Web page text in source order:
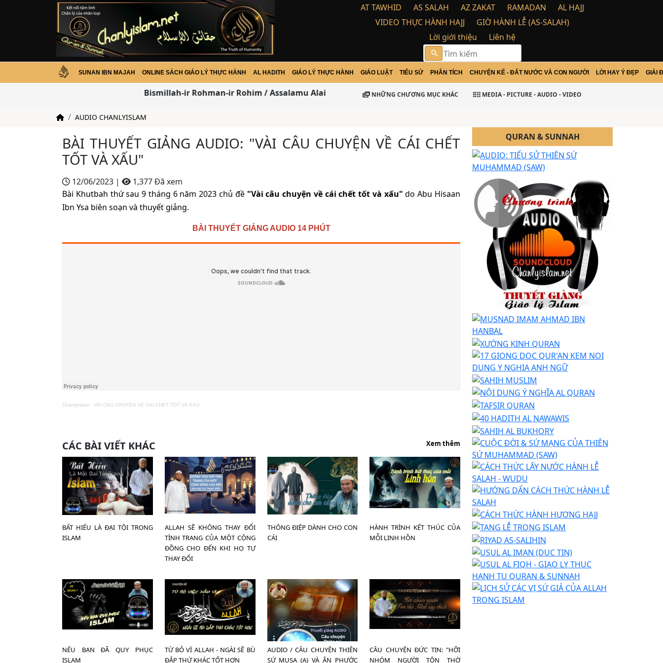
AT TAWHID AS SALAH AZ ZAKAT RAMADAN
AL HAJJ
VIDEO THỰC HÀNH HAJJ
GIỜ HÀNH LỄ (AS-SALAH)
Lời giới thiệu
Liên hệ
search
SUNAN IBN MAJAH ONLINE SÁCH GIÁO LÝ THỰC HÀNH AL HADITH GIÁO LÝ THỰC HÀNH GIÁO LUẬT TIỂU SỬ PHÂN TÍCH CHUYỆN KỂ - ĐẤT NƯỚC VÀ CON NGƯỜI LỜI HAY Ý ĐẸP GIẢI
Bismillah-ir Rohman-ir Rohim / Assalamu Alaikum Warohma tulloh wabarakatu
NHỮNG CHƯƠNG MỤC KHÁC MEDIA - PICTURE - AUDIO - VIDEO
AUDIO CHANLYISLAM
BÀI THUYẾT GIẢNG AUDIO: "VÀI CÂU CHUYỆN VỀ CÁI CHẾT
TỐT VÀ XẤU"
12/06/2023 |
1,377 Đã xem
Bài Khutbah thứ sau 9 tháng 6 năm 2023 chủ đề "Vài câu chuyện về cái chết tốt và xấu" do Abu Hisaan
Ibn Ysa biên soạn và thuyết giảng.
BÀI THUYẾT GIẢNG AUDIO 14 PHÚT
Chanlyislam · VAI CAU CHUYEN VE CAI CHET TOT VA XAU
CÁC BÀI VIẾT KHÁC Xem thêm
BẤT HIẾU LÀ ĐẠI TỘI TRONG
ISLAM
ALLAH SẼ KHÔNG THAY ĐỔI
TÌNH TRẠNG CỦA MỘT CỘNG
ĐỒNG CHO ĐẾN KHI HỌ TỰ
THAY ĐỔI
THÔNG ĐIỆP DÀNH CHO CON
CÁI
HÀNH TRÌNH KẾT THÚC CỦA
MỖI LINH HỒN
NẾU BẠN ĐÃ QUY PHỤC
ISLAM
TỪ BỎ VÌ ALLAH - NGÀI SẼ BÙ
ĐẮP THỨ KHÁC TỐT HƠN
AUDIO / CÂU CHUYỆN THIÊN
SỨ MUSA (A) VÀ ÂN PHƯỚC
CÂU CHUYỆN ĐỨC TIN: "HỠI
NHÓM NGƯỜI TÔN THỜ
QURAN & SUNNAH